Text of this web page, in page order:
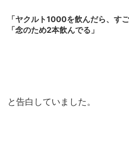
「ヤクルト1000を飲んだら、す
「念のため2本飲んでる」
と告白していました。